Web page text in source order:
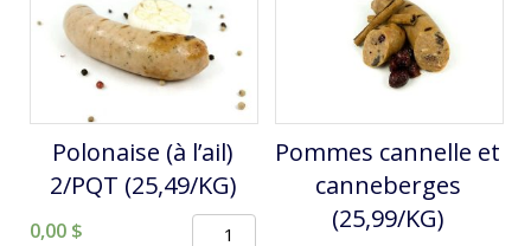
(28,49/KG)
Polonaise (à l’ail)
2/PQT (25,49/KG)
0,00 $
quantité
Pommes cannelle et
canneberges
(25,99/KG)